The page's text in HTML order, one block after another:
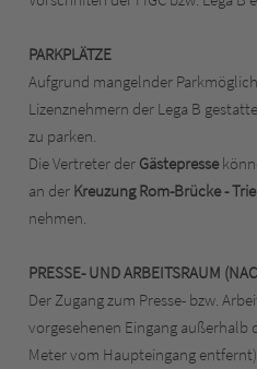
PARKPLÄTZE
Aufgrund mangelnder
Lizenznehmern der Lega B
zu parken.
Die Vertreter der Gästepresse
an der Kreuzung Rom-Brücke -
nehmen.
PRESSE- UND ARBEITSRAUM
Der Zugang zum Presse- bzw.
vorgesehenen Eingang außerhalb
Meter vom Haupteingang